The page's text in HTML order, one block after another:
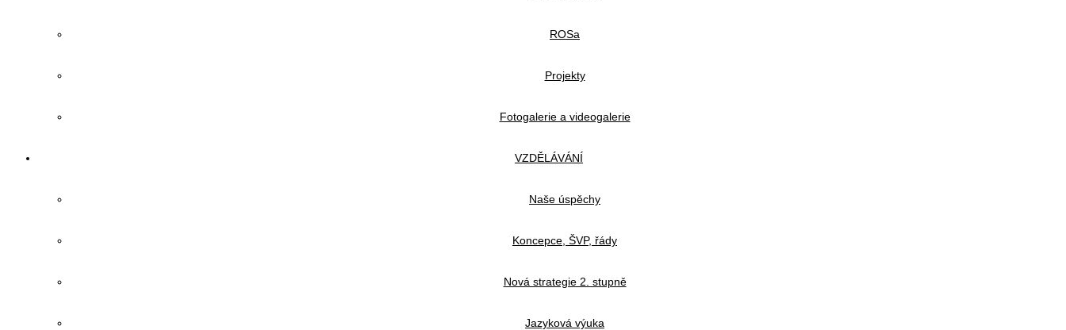
ROSa
Projekty
Fotogalerie a videogalerie
VZDĚLÁVÁNÍ
Naše úspěchy
Koncepce, ŠVP, řády
Nová strategie 2. stupně
Jazyková výuka